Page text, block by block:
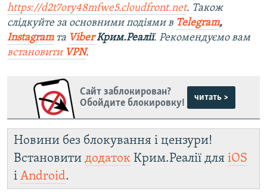
https://d2t7ory48mfwe5.cloudfront.net. Також
слідкуйте за основними подіями в Telegram,
Instagramта ViberКрим.Реалії. Рекомендуємо вам
встановити VPN.
Сайт заблокирован?
Обойдите блокировку!
читать >
Новини без блокування і цензури!
Встановити додаток Крим.Реалії для iOS
і Android.